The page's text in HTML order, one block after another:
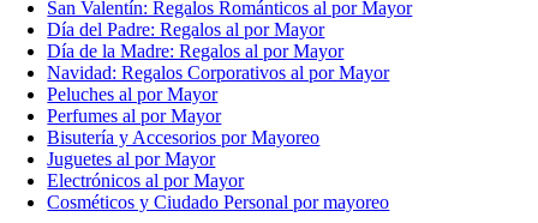
San Valentín: Regalos Románticos al por Mayor
Día del Padre: Regalos al por Mayor
Día de la Madre: Regalos al por Mayor
Navidad: Regalos Corporativos al por Mayor
Peluches al por Mayor
Perfumes al por Mayor
Bisutería y Accesorios por Mayoreo
Juguetes al por Mayor
Electrónicos al por Mayor
Cosméticos y Ciudado Personal por mayoreo